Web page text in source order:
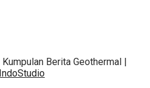
Kumpulan Berita Geothermal |